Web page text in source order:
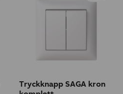
Tryckknapp SAGA kron